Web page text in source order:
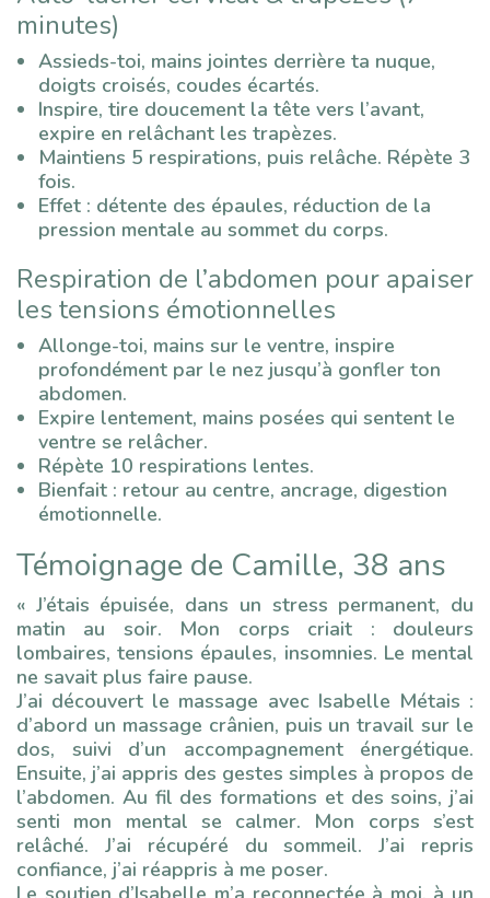
minutes)
Assieds-toi, mains jointes derrière ta nuque,
doigts croisés, coudes écartés.
Inspire, tire doucement la tête vers l’avant,
expire en relâchant les trapèzes.
Maintiens 5 respirations, puis relâche. Répète 3
fois.
Effet : détente des épaules, réduction de la
pression mentale au sommet du corps.
Respiration de l’abdomen pour apaiser
les tensions émotionnelles
Allonge-toi, mains sur le ventre, inspire
profondément par le nez jusqu’à gonfler ton
abdomen.
Expire lentement, mains posées qui sentent le
ventre se relâcher.
Répète 10 respirations lentes.
Bienfait : retour au centre, ancrage, digestion
émotionnelle.
Témoignage de Camille, 38 ans
« J’étais épuisée, dans un stress permanent, du
matin au soir. Mon corps criait : douleurs
lombaires, tensions épaules, insomnies. Le mental
ne savait plus faire pause.
J’ai découvert le massage avec Isabelle Métais :
d’abord un massage crânien, puis un travail sur le
dos, suivi d’un accompagnement énergétique.
Ensuite, j’ai appris des gestes simples à propos de
l’abdomen. Au fil des formations et des soins, j’ai
senti mon mental se calmer. Mon corps s’est
relâché. J’ai récupéré du sommeil. J’ai repris
confiance, j’ai réappris à me poser.